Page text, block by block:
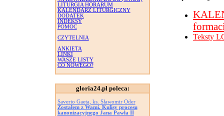
LITURGIA HORARUM
KALENDARZ LITURGICZNY
DODATEK
INDEKSY
POMOC
CZYTELNIA
ANKIETA
LINKI
WASZE LISTY
CO NOWEGO?
gloria24.pl poleca:
Saverio Gaeta, ks. Sławomir Oder
Zostałem z Wami. Kulisy procesu
kanonizacyjnego Jana Pawła II
Teksty